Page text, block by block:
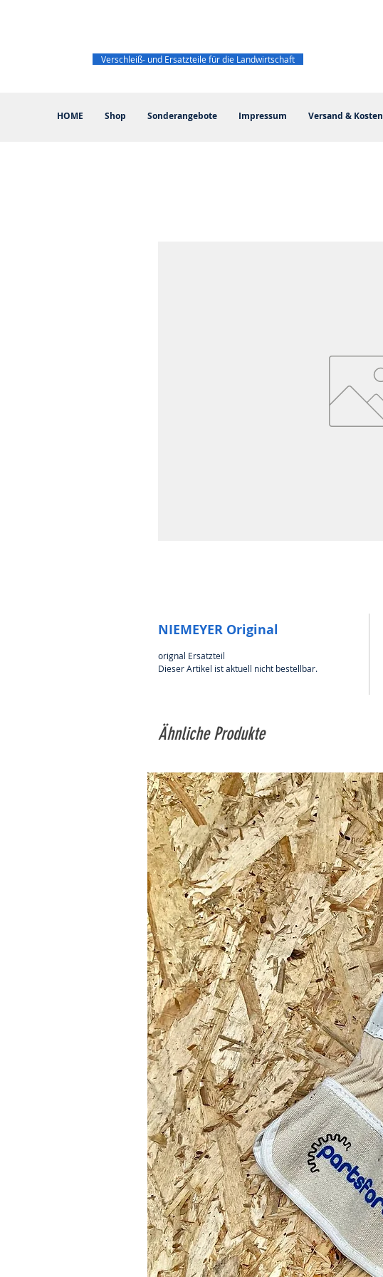
HOME Shop Sonderangebote Impressum Versand & Kosten
Verschleiß- und Ersatzteile für die Landwirtschaft
NIEMEYER Original
orignal Ersatzteil
Dieser Artikel ist aktuell nicht bestellbar.
Ähnliche Produkte